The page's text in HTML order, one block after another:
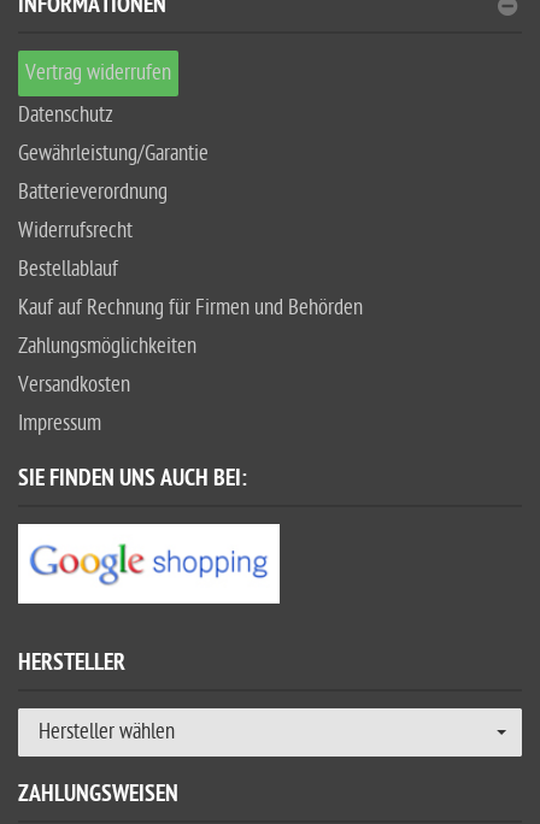
INFORMATIONEN
Vertrag widerrufen
Datenschutz
Gewährleistung/Garantie
Batterieverordnung
Widerrufsrecht
Bestellablauf
Kauf auf Rechnung für Firmen und Behörden
Zahlungsmöglichkeiten
Versandkosten
Impressum
SIE FINDEN UNS AUCH BEI:
HERSTELLER
Hersteller wählen
ZAHLUNGSWEISEN